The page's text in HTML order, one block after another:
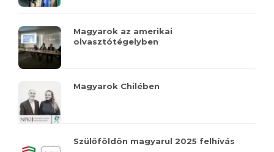
Magyarok az amerikai
olvasztótégelyben
Magyarok Chilében
Szülőföldön magyarul 2025 felhívás